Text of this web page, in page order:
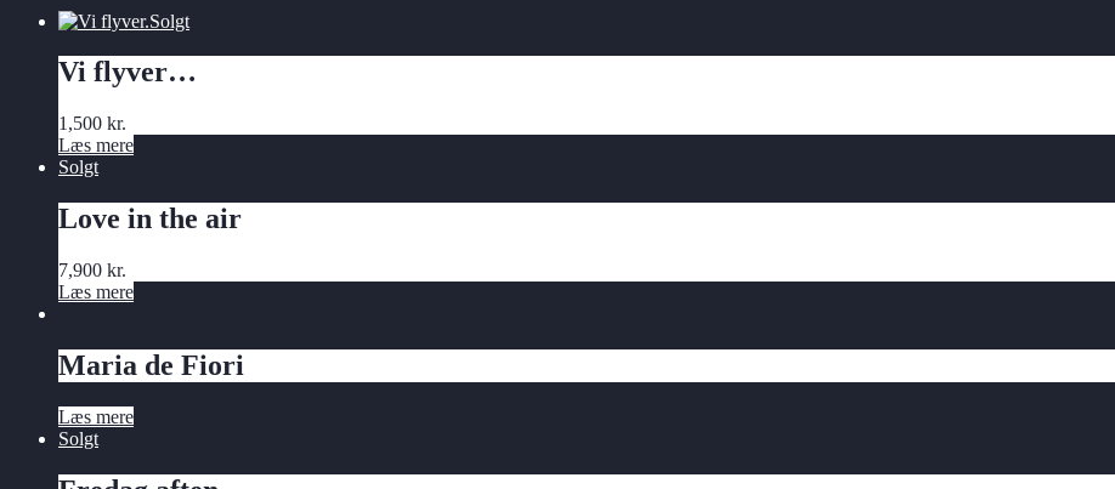
Solgt
Vi flyver…
1,500 kr.
Læs mere
Solgt
Love in the air
7,900 kr.
Læs mere
Maria de Fiori
Læs mere
Solgt